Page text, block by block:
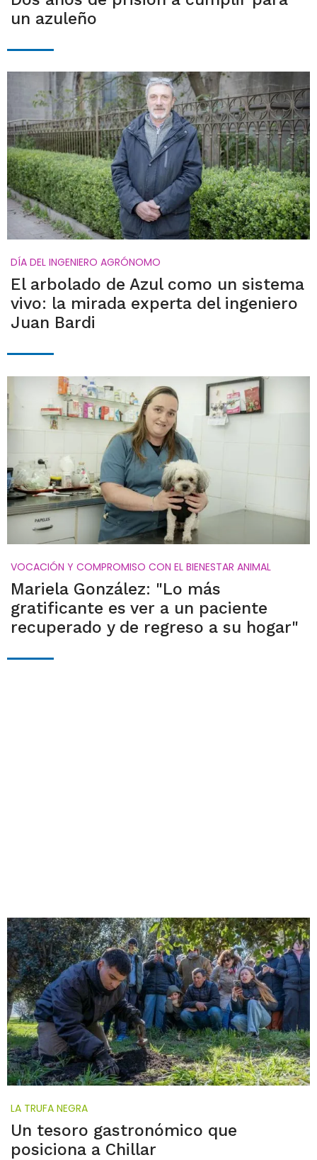
un azuleño
DÍA DEL INGENIERO AGRÓNOMO
El arbolado de Azul como un sistema
vivo: la mirada experta del ingeniero
Juan Bardi
VOCACIÓN Y COMPROMISO CON EL BIENESTAR ANIMAL
Mariela González: "Lo más
gratificante es ver a un paciente
recuperado y de regreso a su hogar"
LA TRUFA NEGRA
Un tesoro gastronómico que
posiciona a Chillar